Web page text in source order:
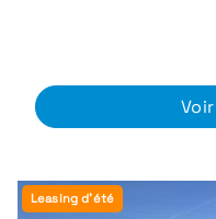
Leasing d'été